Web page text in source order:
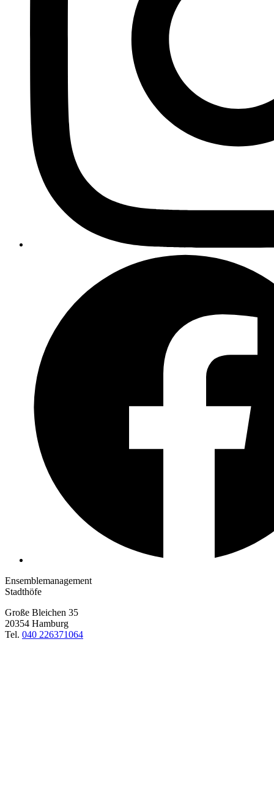
Ensemblemanagement
Stadthöfe
Große Bleichen 35
20354 Hamburg
Tel. 040 226371064